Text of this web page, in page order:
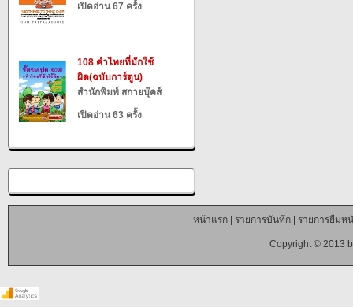
เปิดอ่าน 67 ครั้ง
108 คำไทยที่มักใช้
ผิด(ฉบับการ์ตูน)
สำนักพิมพ์ สกายบุ๊คส์
เปิดอ่าน 63 ครั้ง
หน้าแรก| รายการบันทึก| รายการยืมห
Copyright © 2013